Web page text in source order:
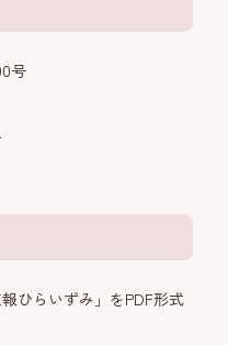
号
ひらいずみ」をPDF形式